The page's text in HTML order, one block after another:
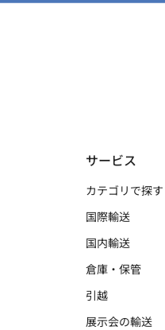
サービス
カテゴリで探す
国際輸送
国内輸送
倉庫・保管
引越
展示会の輸送